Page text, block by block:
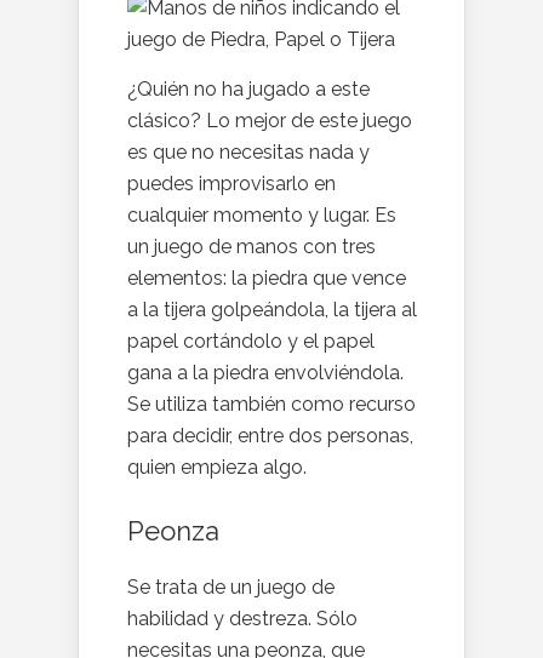
¿Quién no ha jugado a este
clásico? Lo mejor de este juego
es que no necesitas nada y
puedes improvisarlo en
cualquier momento y lugar. Es
un juego de manos con tres
elementos: la piedra que vence
a la tijera golpeándola, la tijera al
papel cortándolo y el papel
gana a la piedra envolviéndola.
Se utiliza también como recurso
para decidir, entre dos personas,
quien empieza algo.
Peonza
Se trata de un juego de
habilidad y destreza. Sólo
necesitas una peonza, que